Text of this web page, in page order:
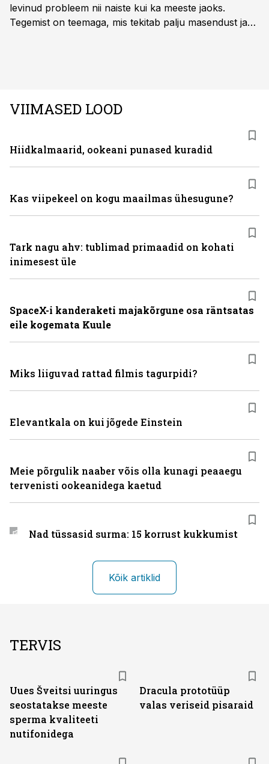
levinud probleem nii naiste kui ka meeste jaoks.
Tegemist on teemaga, mis tekitab palju masendust ja
VIIMASED LOOD
Hiidkalmaarid, ookeani punased kuradid
Kas viipekeel on kogu maailmas ühesugune?
Tark nagu ahv: tublimad primaadid on kohati
inimesest üle
SpaceX-i kanderaketi majakõrgune osa räntsatas
eile kogemata Kuule
Miks liiguvad rattad filmis tagurpidi?
Elevantkala on kui jõgede Einstein
Meie põrgulik naaber võis olla kunagi peaaegu
tervenisti ookeanidega kaetud
Nad tüssasid surma: 15 korrust kukkumist
Kõik artiklid
TERVIS
Uues Šveitsi uuringus
seostatakse meeste
sperma kvaliteeti
nutifonidega
Dracula prototüüp
valas veriseid pisaraid